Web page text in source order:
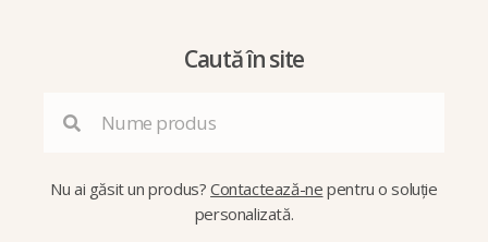
Caută în site
Nu ai găsit un produs?Contactează-ne pentru o soluție
personalizată.